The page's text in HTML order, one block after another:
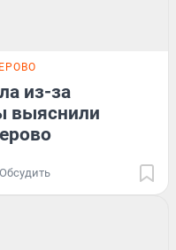
из-за
выяснили
Обсудить